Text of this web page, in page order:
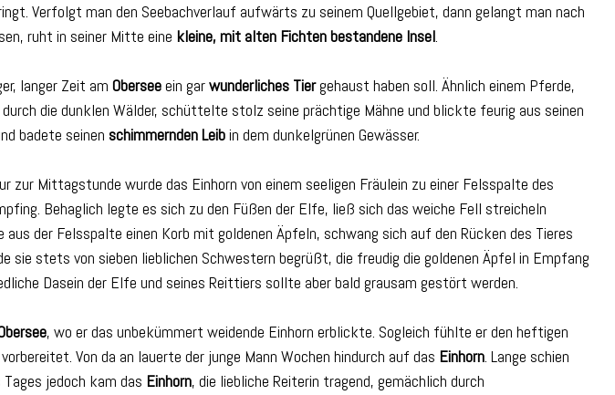
Verfolgt man den Seebachverlauf aufwärts zu seinem Quellgebiet, dann gelangt man nach
ruht in seiner Mitte eine kleine, mit alten Fichten bestandene Insel.
langer Zeit am Oberseeein garwunderliches Tiergehaust haben soll. Ähnlich einem Pferde,
die dunklen Wälder, schüttelte stolz seine prächtige Mähne und blickte feurig aus seinen
badete seinen schimmernden Leibin dem dunkelgrünen Gewässer.
zur Mittagstunde wurde das Einhorn von einem seeligen Fräulein zu einer Felsspalte des
Behaglich legte es sich zu den Füßen der Elfe, ließ sich das weiche Fell streicheln
der Felsspalte einen Korb mit goldenen Äpfeln, schwang sich auf den Rücken des Tieres
sie stets von sieben lieblichen Schwestern begrüßt, die freudig die goldenen Äpfel in Empfang
Dasein der Elfe und seines Reittiers sollte aber bald grausam gestört werden.
, wo er das unbekümmert weidende Einhorn erblickte. Sogleich fühlte er den heftigen
Von da an lauerte der junge Mann Wochen hindurch auf das Einhorn. Lange schien
jedoch kam das Einhorn, die liebliche Reiterin tragend, gemächlich durch